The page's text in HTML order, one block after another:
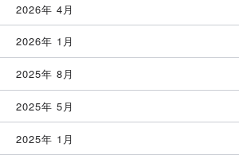
2026年 4月
2026年 1月
2025年 8月
2025年 5月
2025年 1月